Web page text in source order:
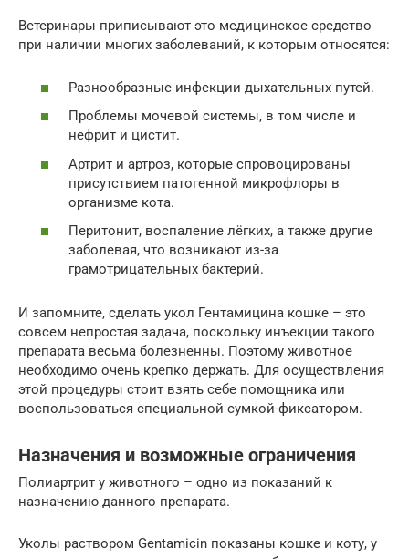
Ветеринары приписывают это медицинское средство
при наличии многих заболеваний, к которым относятся:
Разнообразные инфекции дыхательных путей.
Проблемы мочевой системы, в том числе и
нефрит и цистит.
Артрит и артроз, которые спровоцированы
присутствием патогенной микрофлоры в
организме кота.
Перитонит, воспаление лёгких, а также другие
заболевая, что возникают из-за
грамотрицательных бактерий.
И запомните, сделать укол Гентамицина кошке – это
совсем непростая задача, поскольку инъекции такого
препарата весьма болезненны. Поэтому животное
необходимо очень крепко держать. Для осуществления
этой процедуры стоит взять себе помощника или
воспользоваться специальной сумкой-фиксатором.
Назначения и возможные ограничения
Полиартрит у животного – одно из показаний к
назначению данного препарата.
Уколы раствором Gentamicin показаны кошке и коту, у